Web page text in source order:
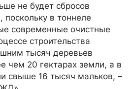
не будет сбросов
в тоннеле
современные очистные
строительства
тысяч деревьев
чем 20 гектарах земли, а в
свыше 16 тысяч мальков, –